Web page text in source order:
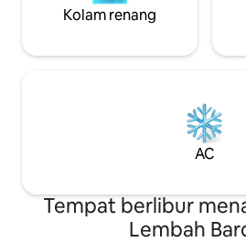
Kolam renang
AC
Tempat berlibur
Lembah